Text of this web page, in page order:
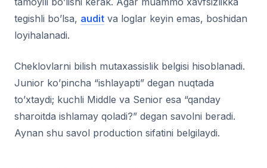
tegishli bo’lsa, audit va loglar keyin emas, boshidan
loyihalanadi.
Cheklovlarni bilish mutaxassislik belgisi hisoblanadi.
Junior ko’pincha “ishlayapti” degan nuqtada
to’xtaydi; kuchli Middle va Senior esa “qanday
sharoitda ishlamay qoladi?” degan savolni beradi.
Aynan shu savol production sifatini belgilaydi.